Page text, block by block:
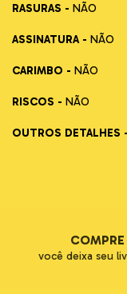
RASURAS - NÃO
ASSINATURA - NÃO
CARIMBO - NÃO
RISCOS - NÃO
OUTROS DETALHES -
você deixa seu